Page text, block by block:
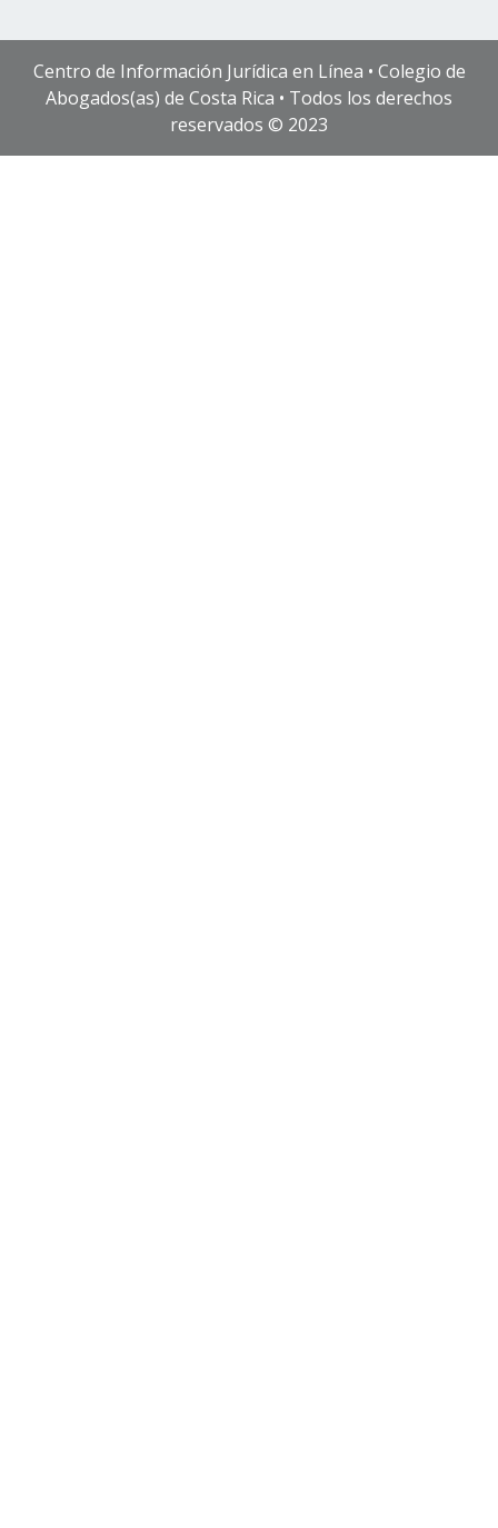
Centro de Información Jurídica en Línea • Colegio de
Abogados(as) de Costa Rica • Todos los derechos
reservados © 2023